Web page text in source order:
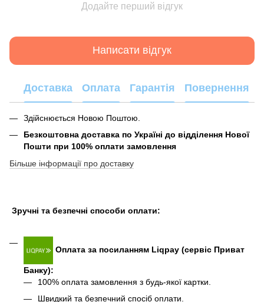
Додайте перший відгук
Написати відгук
Доставка Оплата Гарантія Повернення
Здійснюється Новою Поштою.
Безкоштовна доставка по Україні до відділення Нової
Пошти при 100% оплати замовлення
Більше інформації про доставку
Зручні та безпечні способи оплати:
Оплата за посиланням Liqpay (сервіс Приват
Банку):
100% оплата замовлення з будь-якої картки.
Швидкий та безпечний спосіб оплати.